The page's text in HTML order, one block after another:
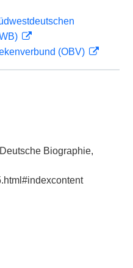
(OBV)
Biographie,